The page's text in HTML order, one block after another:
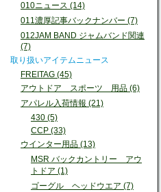
010ニュース (14)
011濃厚記事バックナンバー (7)
012JAM BAND ジャムバンド関連
(7)
取り扱いアイテムニュース
FREITAG (45)
アウトドア スポーツ 用品 (6)
アパレル入荷情報 (21)
430 (5)
CCP (33)
ウインター用品 (13)
MSR バックカントリー アウ
トドア (1)
ゴーグル ヘッドウエア (7)